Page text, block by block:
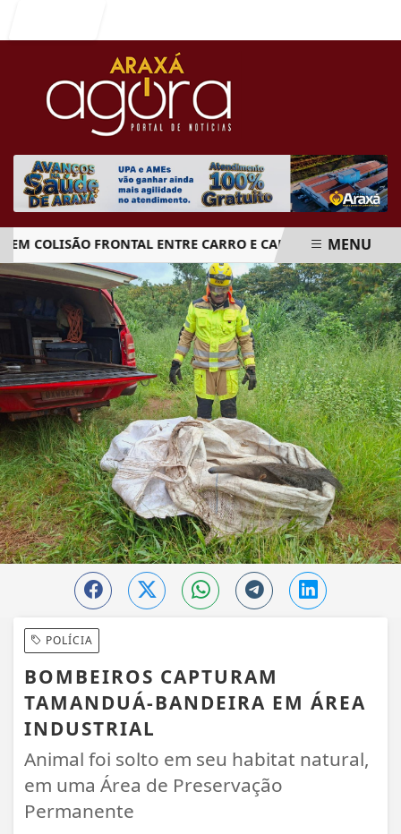
FRONTAL ENTRE CARRO E CAMINHÃO NA BR-262
EM ALTA
MENU
POLÍCIA
BOMBEIROS CAPTURAM
TAMANDUÁ-BANDEIRA EM ÁREA
INDUSTRIAL
Animal foi solto em seu habitat natural,
em uma Área de Preservação
Permanente